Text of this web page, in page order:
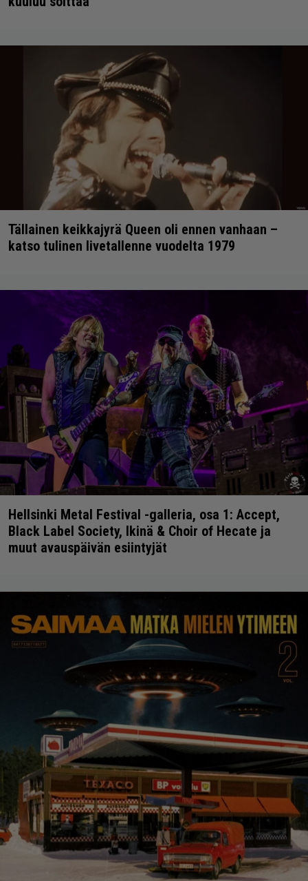
Tällainen keikkajyrä Queen oli ennen vanhaan –
katso tulinen livetallenne vuodelta 1979
Hellsinki Metal Festival -galleria, osa 1: Accept,
Black Label Society, Ikinä & Choir of Hecate ja
muut avauspäivän esiintyjät